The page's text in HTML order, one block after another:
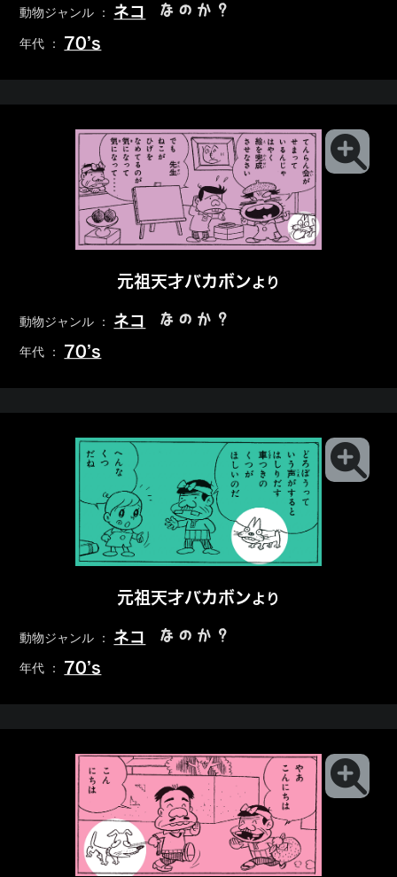
動物ジャンル ： ネコ なのか？
年代 ： 70’s
元祖天才バカボンより
動物ジャンル ： ネコ なのか？
年代 ： 70’s
元祖天才バカボンより
動物ジャンル ： ネコ なのか？
年代 ： 70’s